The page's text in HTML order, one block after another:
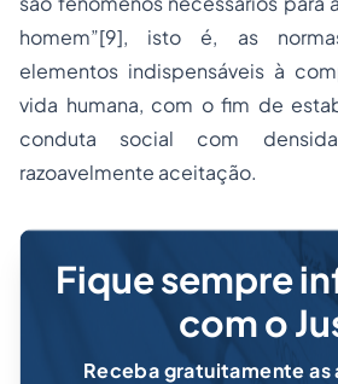
homem”[9], isto é, as
elementos indispensáveis à
vida humana, com o fim de
conduta social com
razoavelmente aceitação.
Fique sempre
com o
Receba gratuitamente as